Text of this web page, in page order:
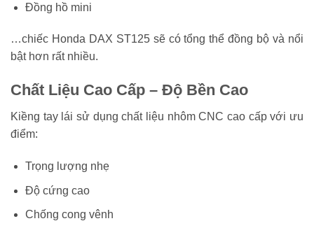
Đồng hồ mini
…chiếc Honda DAX ST125 sẽ có tổng thể đồng bộ và nổi
bật hơn rất nhiều.
Chất Liệu Cao Cấp – Độ Bền Cao
Kiềng tay lái sử dụng chất liệu nhôm CNC cao cấp với ưu
điểm:
Trọng lượng nhẹ
Độ cứng cao
Chống cong vênh